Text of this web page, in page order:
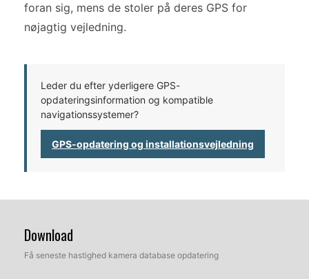
foran sig, mens de stoler på deres GPS for
nøjagtig vejledning.
Leder du efter yderligere GPS-
opdateringsinformation og kompatible
navigationssystemer?
GPS-opdatering og installationsvejledning
Download
Få seneste hastighed kamera database opdatering